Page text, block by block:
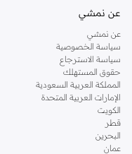
الموضة لكنها لا تتدعى
بشكل أساسي. تتوفر الان
بتصاميمها المتنوعة من
كلاسيكية وقفاطين الكاجوال.
لدينا، ما يلائمك من ستايل
من التشكيلة الواسعة
موقع نمشي
عن نمشي
عن نمشي
سياسة الخصوصية
سياسة الاسترجاع
حقوق المستهلك
المملكة العربية السعودية
الإمارات العربية المتحدة
الكويت
قطر
البحرين
عمان